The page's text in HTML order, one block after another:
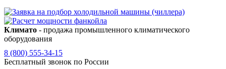
Климато - продажа промышленного климатического
оборудования
8 (800) 555-34-15
Бесплатный звонок по России